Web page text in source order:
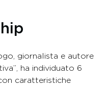
giornalista e autore
ha individuato 6
caratteristiche